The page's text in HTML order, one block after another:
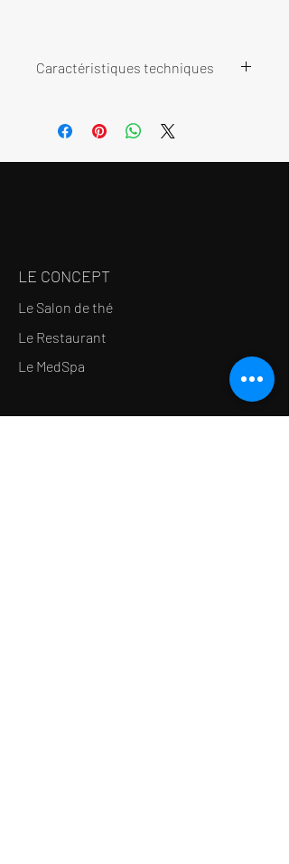
Caractéristiques techniques
Cuivre.
Made in: Japon
LE CONCEPT
Le Salon de thé
Le Restaurant
Le MedSpa